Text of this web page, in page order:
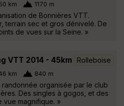
km 1170 m
de Bonnières VTT.
terrain sec et gros dénivelé. De
de vues sur la Seine. »
VTT 2014 - 45km Rolleboise
km 840 m
organisée par le club
Des singles à gogos, et des
vue magnifique. »